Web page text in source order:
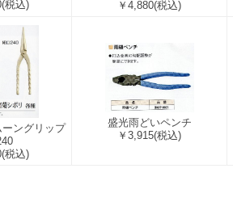
(税込)
￥4,880(税込)
ングリップ
(税込)
盛光雨どいペンチ
￥3,915(税込)